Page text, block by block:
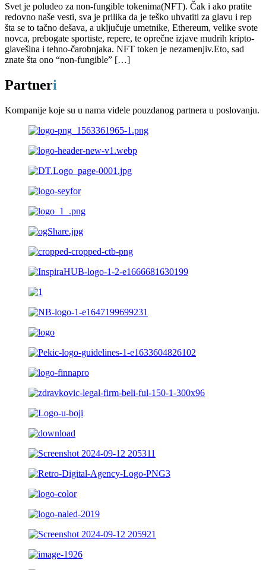
Svet je poludeo za non-fungible tokenima(NFT). Čak i ako pratite
redovno naše vesti, sva je prilika da je teško uhvatiti za glavu i rep
šta se to tačno dešava, a uključuje umetnike, Ethereum, velike svote
novca, prebogate sportiste, repere, te oprečne izjave mudrih kripto-
glavešina i tehno-čarobnjaka. NFT token je nezamenjiv.Eto, sad
znate šta ono “non-fungible” […]
Partneri
Kompanije koje su u nama videle pouzdanog partnera u poslovanju.